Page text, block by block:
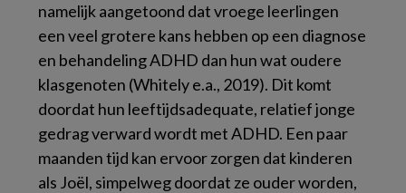
namelijk aangetoond dat vroege leerlingen
een veel grotere kans hebben op een diagnose
en behandeling ADHD dan hun wat oudere
klasgenoten (Whitely e.a., 2019). Dit komt
doordat hun leeftijdsadequate, relatief jonge
gedrag verward wordt met ADHD. Een paar
maanden tijd kan ervoor zorgen dat kinderen
als Joël, simpelweg doordat ze ouder worden,